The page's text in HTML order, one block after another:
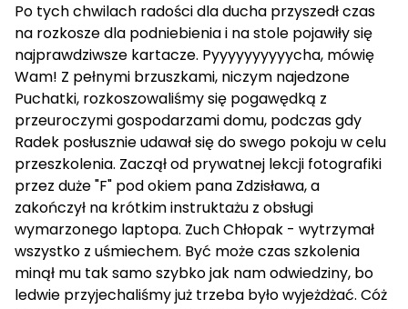
Po tych chwilach radości dla ducha przyszedł czas
na rozkosze dla podniebienia i na stole pojawiły się
najprawdziwsze kartacze. Pyyyyyyyyyycha, mówię
Wam! Z pełnymi brzuszkami, niczym najedzone
Puchatki, rozkoszowaliśmy się pogawędką z
przeuroczymi gospodarzami domu, podczas gdy
Radek posłusznie udawał się do swego pokoju w celu
przeszkolenia. Zaczął od prywatnej lekcji fotografiki
przez duże "F" pod okiem pana Zdzisława, a
zakończył na krótkim instruktażu z obsługi
wymarzonego laptopa. Zuch Chłopak - wytrzymał
wszystko z uśmiechem. Być może czas szkolenia
minął mu tak samo szybko jak nam odwiedziny, bo
ledwie przyjechaliśmy już trzeba było wyjeżdżać. Cóż